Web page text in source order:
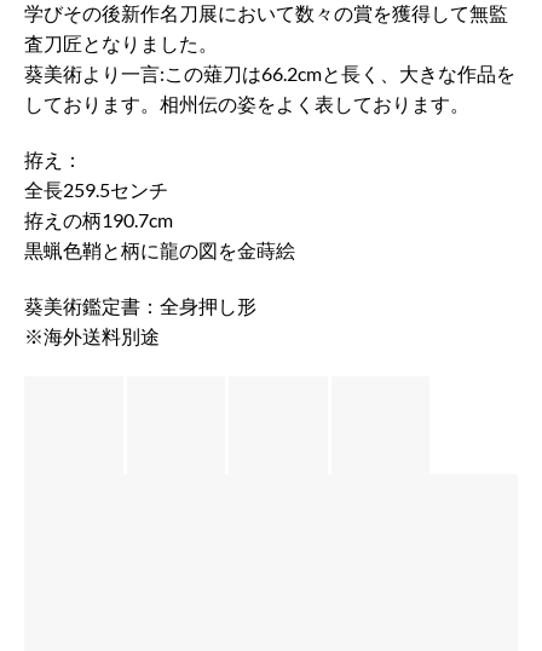
学びその後新作名刀展において数々の賞を獲得して無監
査刀匠となりました。
葵美術より一言:この薙刀は66.2cmと長く、大きな作品を
しております。相州伝の姿をよく表しております。
拵え：
全長259.5センチ
拵えの柄190.7cm
黒蝋色鞘と柄に龍の図を金蒔絵
葵美術鑑定書：全身押し形
※海外送料別途